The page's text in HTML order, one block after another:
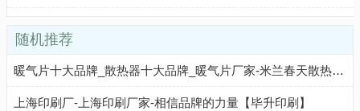
随机推荐
暖气片十大品牌_散热器十大品牌_暖气片厂家-米兰春天散热器官网
上海印刷厂-上海印刷厂家-相信品牌的力量【毕升印刷】